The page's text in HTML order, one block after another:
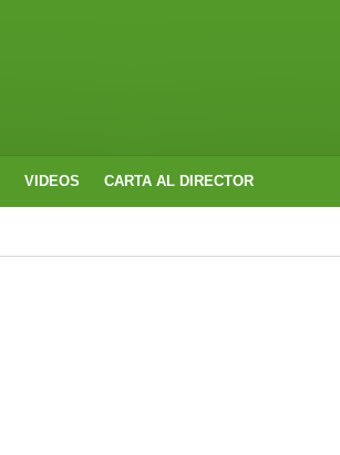
VIDEOS CARTA AL DIRECTOR